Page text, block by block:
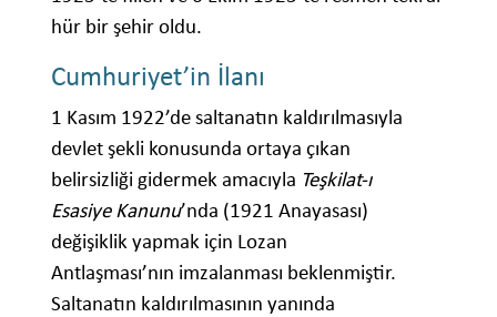
hür bir şehir oldu.
Cumhuriyet’in İlanı
1 Kasım 1922’de saltanatın kaldırılmasıyla
devlet şekli konusunda ortaya çıkan
belirsizliği gidermek amacıyla Teşkilat-ı
Esasiye Kanunu’nda (1921 Anayasası)
değişiklik yapmak için Lozan
Antlaşması’nın imzalanması beklenmiştir.
Saltanatın kaldırılmasının yanında